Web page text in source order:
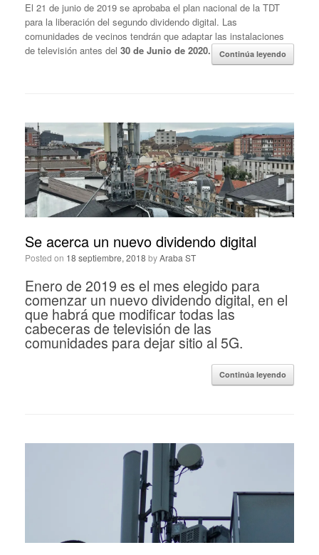
El 21 de junio de 2019 se aprobaba el plan nacional de la TDT
para la liberación del segundo dividendo digital. Las
comunidades de vecinos tendrán que adaptar las instalaciones
de televisión antes del 30 de Junio de 2020. Continúa leyendo
Se acerca un nuevo dividendo digital
Posted on 18 septiembre, 2018 byAraba ST
Enero de 2019 es el mes elegido para
comenzar un nuevo dividendo digital, en el
que habrá que modificar todas las
cabeceras de televisión de las
comunidades para dejar sitio al 5G.
Continúa leyendo